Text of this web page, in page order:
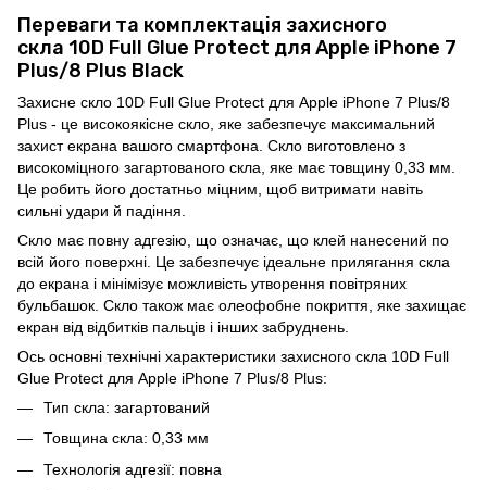
Переваги та комплектація захисного
скла 10D Full Glue Protect для Apple iPhone 7
Plus/8 Plus Black
Захисне скло 10D Full Glue Protect для Apple iPhone 7 Plus/8
Plus - це високоякісне скло, яке забезпечує максимальний
захист екрана вашого смартфона. Скло виготовлено з
високоміцного загартованого скла, яке має товщину 0,33 мм.
Це робить його достатньо міцним, щоб витримати навіть
сильні удари й падіння.
Скло має повну адгезію, що означає, що клей нанесений по
всій його поверхні. Це забезпечує ідеальне прилягання скла
до екрана і мінімізує можливість утворення повітряних
бульбашок. Скло також має олеофобне покриття, яке захищає
екран від відбитків пальців і інших забруднень.
Ось основні технічні характеристики захисного скла 10D Full
Glue Protect для Apple iPhone 7 Plus/8 Plus:
Тип скла: загартований
Товщина скла: 0,33 мм
Технологія адгезії: повна